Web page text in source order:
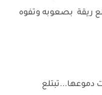
ريقة بصعوبه وتفوه
دموعها...تبتلع